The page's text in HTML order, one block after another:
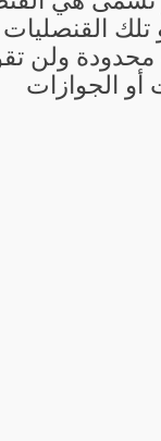
تلك القنصليات
ولن
أو الجوازات